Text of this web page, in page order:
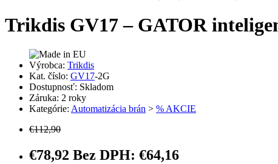
Trikdis GV17 – GATOR
Výrobca: Trikdis
Kat. číslo: GV17-2G
Dostupnosť: Skladom
Záruka: 2 roky
Kategórie: Automatizácia brán > % AKCIE
€112,90
€78,92 Bez DPH: €64,16